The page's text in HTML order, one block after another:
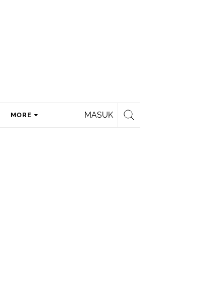
MASUK
MORE